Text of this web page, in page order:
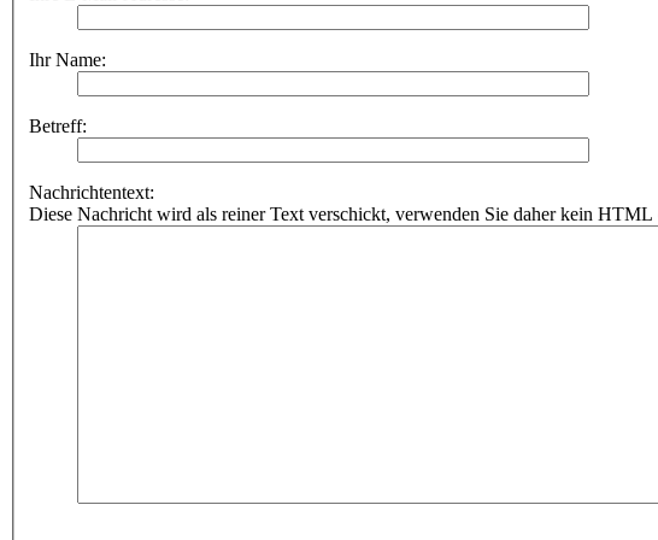
Ihr Name:
Betreff:
Nachrichtentext:
Diese Nachricht wird als reiner Text verschickt, verwenden Sie daher kein